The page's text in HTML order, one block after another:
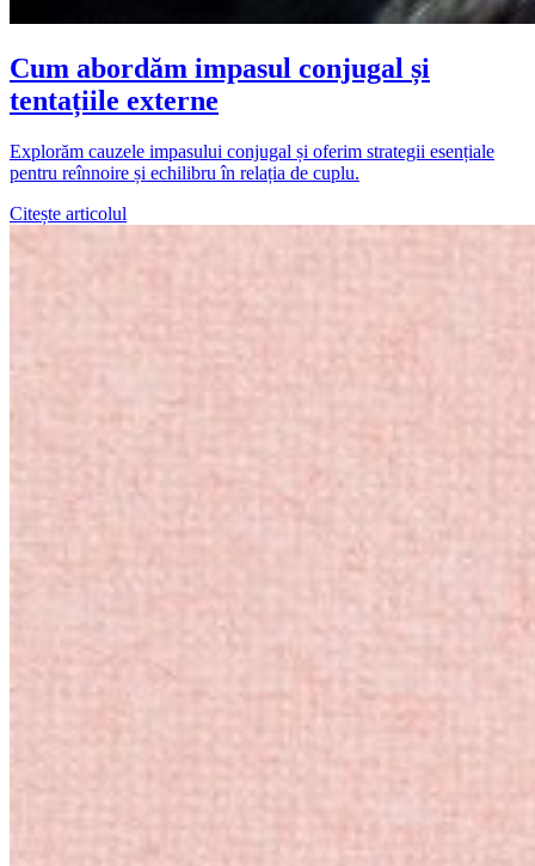
Cum abordăm impasul conjugal și
tentațiile externe
Explorăm cauzele impasului conjugal și oferim strategii esențiale
pentru reînnoire și echilibru în relația de cuplu.
Citește articolul